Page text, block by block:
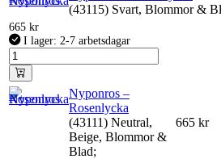
(43115) Svart, Blommor &
665 kr
I lager: 2-7 arbetsdagar
Nyponros –
Rosenlycka
(43111) Neutral,
Beige, Blommor &
Blad;
665 kr